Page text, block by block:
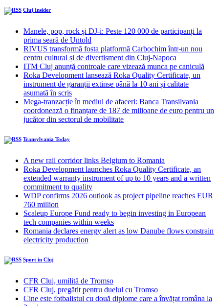
Cluj Insider
Manele, pop, rock și DJ-i: Peste 120 000 de participanți la
prima seară de Untold
RIVUS transformă fosta platformă Carbochim într-un nou
centru cultural și de divertisment din Cluj-Napoca
ITM Cluj anunță controale care vizează munca pe caniculă
Roka Development lansează Roka Quality Certificate, un
instrument de garanții extinse până la 10 ani și calitate
asumată în scris
Mega-tranzacție în mediul de afaceri: Banca Transilvania
coordonează o finanțare de 187 de milioane de euro pentru un
jucător din sectorul de mobilitate
Transylvania Today
A new rail corridor links Belgium to Romania
Roka Development launches Roka Quality Certificate, an
extended warranty instrument of up to 10 years and a written
commitment to quality
WDP confirms 2026 outlook as project pipeline reaches EUR
760 million
Scaleup Europe Fund ready to begin investing in European
tech companies within weeks
Romania declares energy alert as low Danube flows constrain
electricity production
Sport in Cluj
CFR Cluj, umilită de Tromso
CFR Cluj, pregătit pentru duelul cu Tromso
Cine este fotbalistul cu două diplome care a învățat româna la